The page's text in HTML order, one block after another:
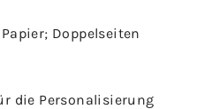
Doppelseiten
die Personalisierung